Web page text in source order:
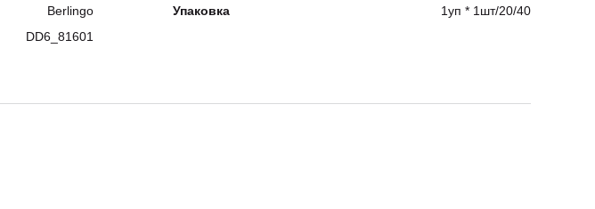
Berlingo Упаковка
1уп * 1шт/20/40
DD6_81601